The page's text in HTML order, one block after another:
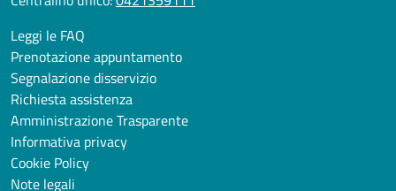
Leggi le FAQ
Prenotazione appuntamento
Segnalazione disservizio
Richiesta assistenza
Amministrazione Trasparente
Informativa privacy
Cookie Policy
Note legali